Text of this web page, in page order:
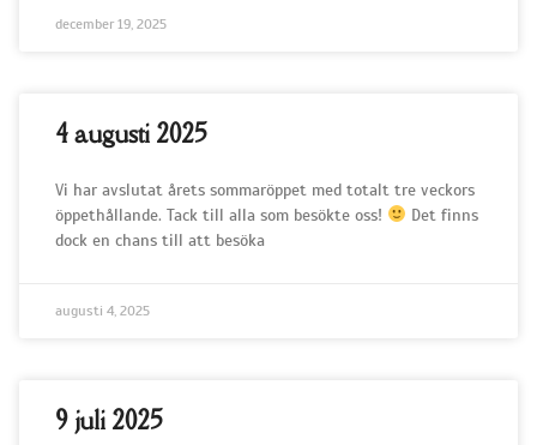
december 19, 2025
4 augusti 2025
Vi har avslutat årets sommaröppet med totalt tre veckors
öppethållande. Tack till alla som besökte oss!
Det finns
dock en chans till att besöka
augusti 4, 2025
9 juli 2025